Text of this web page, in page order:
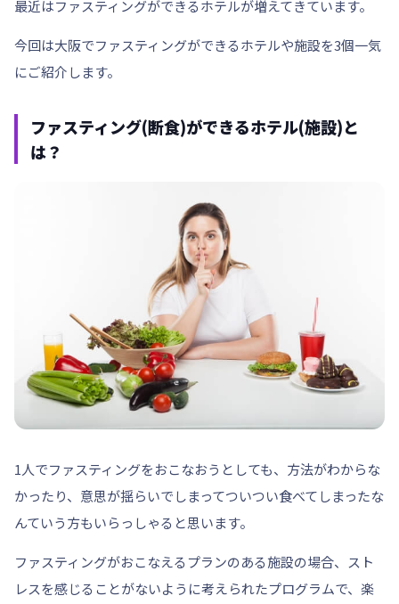
最近はファスティングができるホテルが増えてきています。
今回は大阪でファスティングができるホテルや施設を3個一気
にご紹介します。
ファスティング(断食)ができるホテル(施設)と
は？
1人でファスティングをおこなおうとしても、方法がわからな
かったり、意思が揺らいでしまってついつい食べてしまったな
んていう方もいらっしゃると思います。
ファスティングがおこなえるプランのある施設の場合、スト
レスを感じることがないように考えられたプログラムで、 楽